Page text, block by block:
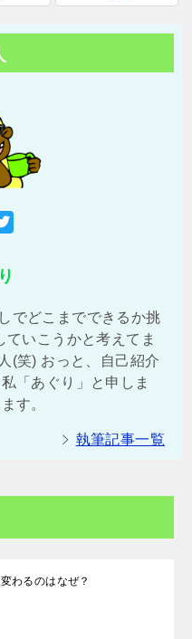
でどこまでできるか挑
いこうかと考えてま
(笑) おっと、自己紹介
「あぐり」と申しま
す。
執筆記事一覧
わるのはなぜ？